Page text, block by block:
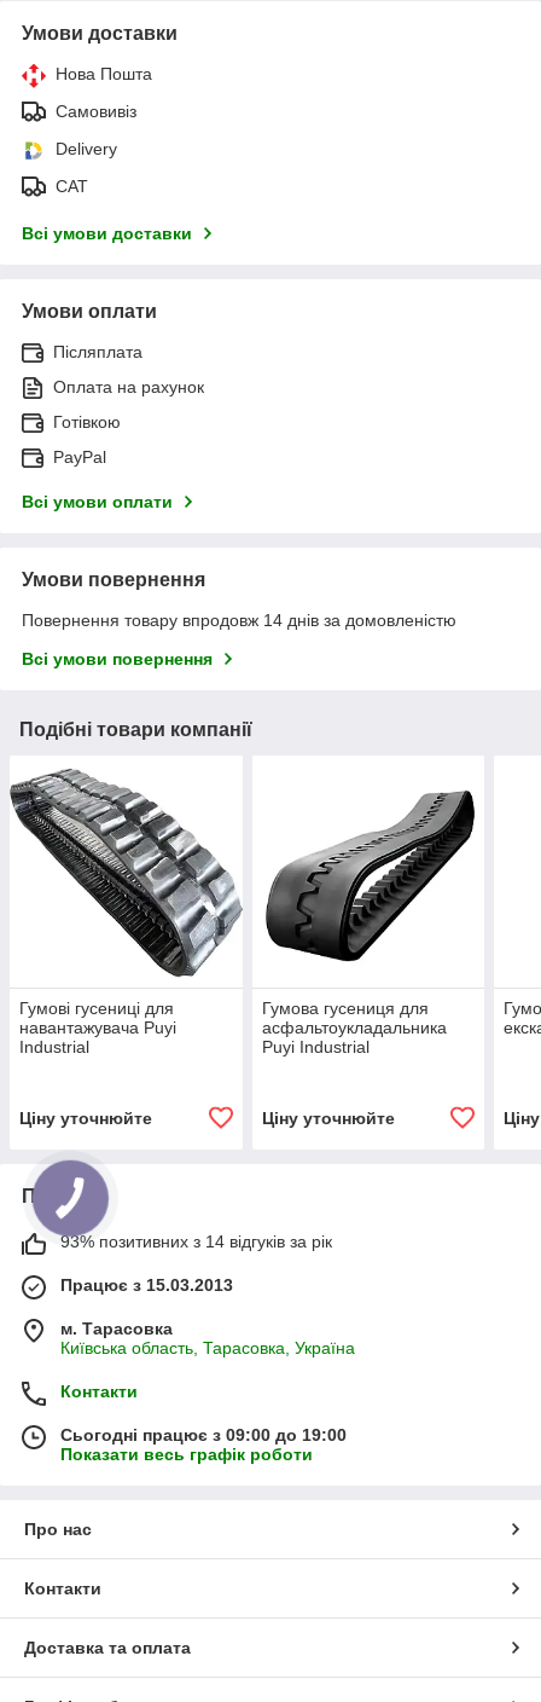
Умови доставки
Нова Пошта
Самовивіз
Delivery
САТ
Всі умови доставки
Умови оплати
Післяплата
Оплата на рахунок
Готівкою
PayPal
Всі умови оплати
Умови повернення
Повернення товару впродовж 14 днів за домовленістю
Всі умови повернення
Подібні товари компанії
Гумові гусениці для
навантажувача Puyi
Industrial
Ціну уточнюйте
Гумова гусениця для
асфальтоукладальника
Puyi Industrial
Ціну уточнюйте
Про нас
93% позитивних з 14 відгуків за рік
Працює з 15.03.2013
м. Тарасовка
Київська область, Тарасовка, Україна
Контакти
Сьогодні працює з 09:00 до 19:00
Показати весь графік роботи
Про нас
Контакти
Доставка та оплата